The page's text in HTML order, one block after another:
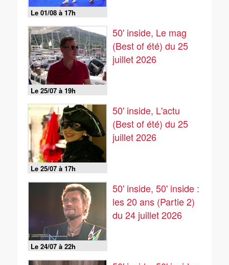
Le 01/08 à 17h
Le 25/07 à 19h
50' inside, Le mag
(Best of été) du 25
juillet 2026
Le 25/07 à 17h
50' inside, L'actu
(Best of été) du 25
juillet 2026
Le 24/07 à 22h
50' inside, 50' inside :
les 20 ans (Partie 2)
du 24 juillet 2026